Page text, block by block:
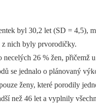
byl 30,2 let (SD = 4,5),
nich byly prvorodičky.
necelých 26 % žen, přičemž
se jednalo o plánovaný
ženy, které porodily
než 46 let a vyplnily